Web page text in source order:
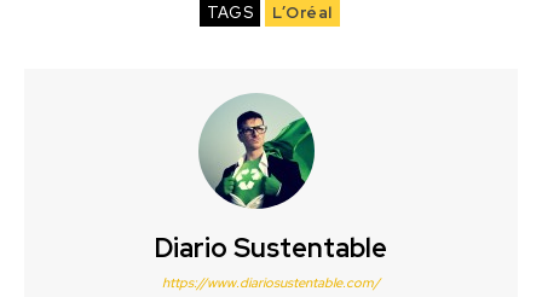
TAGS L’Oréal
Diario Sustentable
https://www.diariosustentable.com/